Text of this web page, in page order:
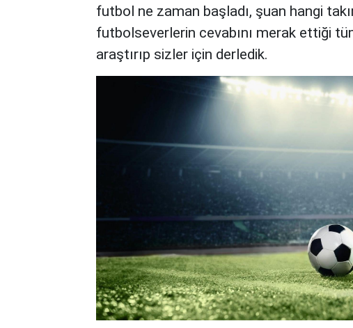
futbol ne zaman başladı, şuan hangi
futbolseverlerin cevabını merak ettiği
araştırıp sizler için derledik.